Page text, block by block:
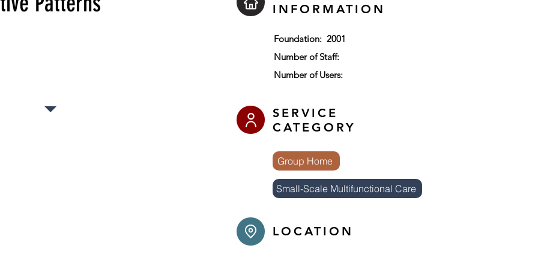
INFORMATION
Foundation: 2001
Number of Staff:
​ Number of Users:
SERVICE
CATEGORY
Group Home
Small-Scale Multifunctional Care
LOCATION